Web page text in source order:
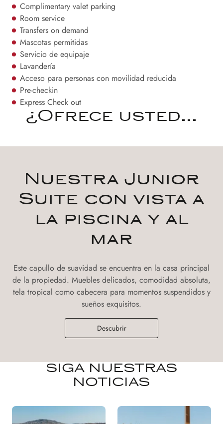
Complimentary valet parking
Room service
Transfers on demand
Mascotas permitidas
Servicio de equipaje
Lavandería
Acceso para personas con movilidad reducida
Pre-checkin
Express Check out
¿Ofrece usted...
Nuestra Junior
Suite con vista a
la piscina y al
mar
Este capullo de suavidad se encuentra en la casa principal
de la propiedad. Muebles delicados, comodidad absoluta,
tela tropical como cabecera para momentos suspendidos y
sueños exquisitos.
Descubrir
SIGA NUESTRAS
NOTICIAS